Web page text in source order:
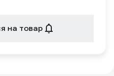
на товар